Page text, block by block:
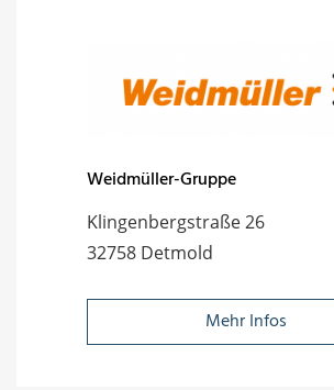
Weidmüller-Gruppe
Klingenbergstraße 26
32758 Detmold
Mehr Infos